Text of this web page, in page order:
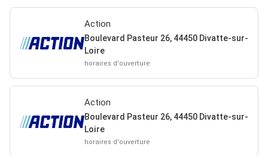
Action
Boulevard Pasteur 26, 44450 Divatte-sur-
Loire
horaires d'ouverture
Action
Boulevard Pasteur 26, 44450 Divatte-sur-
Loire
horaires d'ouverture